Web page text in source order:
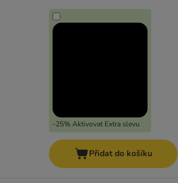
-25% Aktivovat Extra slevu
Přidat do košíku